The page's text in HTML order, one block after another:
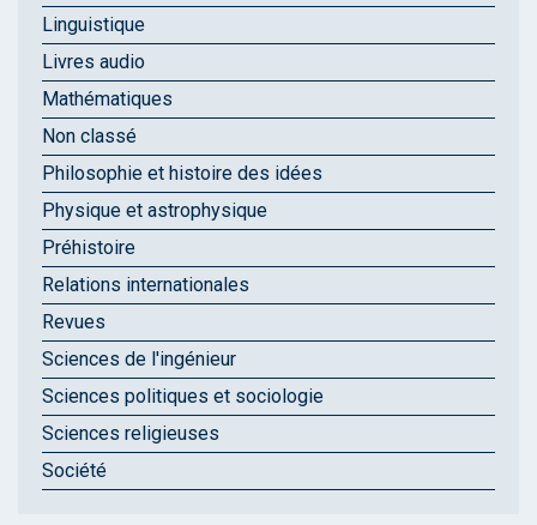
Linguistique
Livres audio
Mathématiques
Non classé
Philosophie et histoire des idées
Physique et astrophysique
Préhistoire
Relations internationales
Revues
Sciences de l'ingénieur
Sciences politiques et sociologie
Sciences religieuses
Société